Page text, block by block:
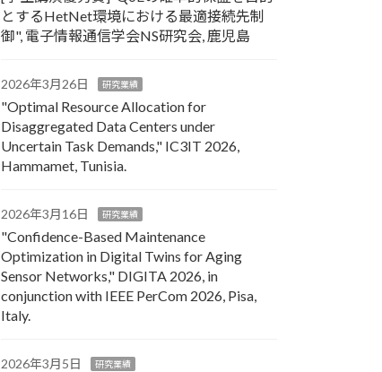
とするHetNet環境における最適接続先制
御", 電子情報通信学会NS研究会, 鹿児島
2026年3月26日 研究業績
"Optimal Resource Allocation for
Disaggregated Data Centers under
Uncertain Task Demands​," IC3IT 2026,
Hammamet, Tunisia.
2026年3月16日 研究業績
"Confidence-Based Maintenance
Optimization in Digital Twins for Aging
Sensor Networks," DIGITA 2026, in
conjunction with IEEE PerCom 2026, Pisa,
Italy.
2026年3月5日 研究業績